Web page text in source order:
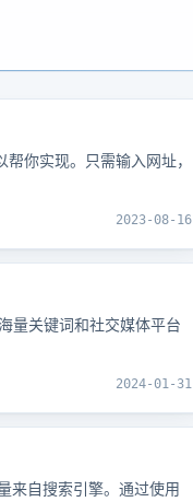
你实现。只需输入网址，
2023-08-16
量关键词和社交媒体平台
2024-01-31
来自搜索引擎。通过使用